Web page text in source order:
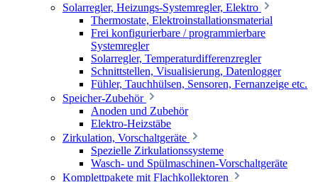
Solarregler, Heizungs-Systemregler, Elektro
Thermostate, Elektroinstallationsmaterial
Frei konfigurierbare / programmierbare
Systemregler
Solarregler, Temperaturdifferenzregler
Schnittstellen, Visualisierung, Datenlogger
Fühler, Tauchhülsen, Sensoren, Fernanzeige etc.
Speicher-Zubehör
Anoden und Zubehör
Elektro-Heizstäbe
Zirkulation, Vorschaltgeräte
Spezielle Zirkulationssysteme
Wasch- und Spülmaschinen-Vorschaltgeräte
Komplettpakete mit Flachkollektoren